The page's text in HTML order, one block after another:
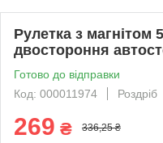
Рулетка з магнітом
двостороння
Готово до відправки
Код: 000011974
Роздріб
269 ₴ 336,25 ₴